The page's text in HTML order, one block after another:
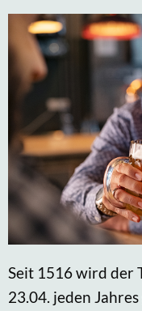
Seit 1516 wird der
23.04. jeden